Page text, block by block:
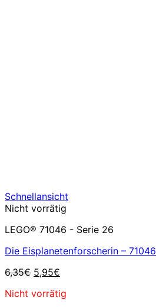
Schnellansicht
Nicht vorrätig
LEGO® 71046 - Serie 26
Die Eisplanetenforscherin – 71046
6,35€ Ursprünglicher
war:
5,95€
ist:
Nicht vorrätig